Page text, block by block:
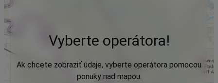
Vyberte operátora!
Ak chcete zobraziť údaje, vyberte operátora pomocou
ponuky nad mapou.